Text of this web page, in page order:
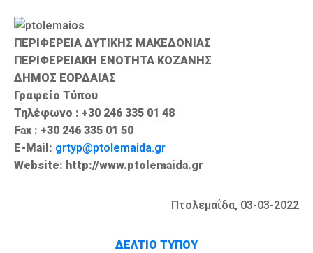
ΠΕΡΙΦΕΡΕΙΑ ΔΥΤΙΚΗΣ ΜΑΚΕΔΟΝΙΑΣ
ΠΕΡΙΦΕΡΕΙΑΚΗ ΕΝΟΤΗΤΑ ΚΟΖΑΝΗΣ
ΔΗΜΟΣ ΕΟΡΔΑΙΑΣ
Γραφείο Τύπου
Τηλέφωνο : +30 246 335 01 48
Fax : +30 246 335 01 50
E-Mail: grtyp@ptolemaida.gr
Website: http://www.ptolemaida.gr
Πτολεμαΐδα, 03-03-2022
ΔΕΛΤΙΟ ΤΥΠΟΥ